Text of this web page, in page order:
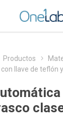
Productos
llave de teflón